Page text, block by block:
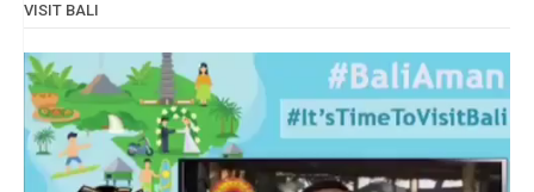
VISIT BALI
Video
Player